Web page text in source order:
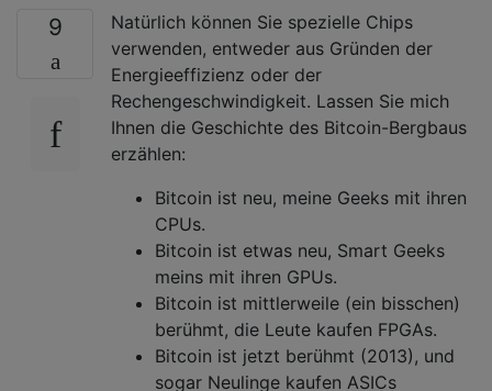
9
Natürlich können Sie spezielle Chips
verwenden, entweder aus Gründen der
Energieeffizienz oder der
Rechengeschwindigkeit. Lassen Sie mich
Ihnen die Geschichte des Bitcoin-Bergbaus
erzählen:
Bitcoin ist neu, meine Geeks mit ihren
CPUs.
Bitcoin ist etwas neu, Smart Geeks
meins mit ihren GPUs.
Bitcoin ist mittlerweile (ein bisschen)
berühmt, die Leute kaufen FPGAs.
Bitcoin ist jetzt berühmt (2013), und
sogar Neulinge kaufen ASICs